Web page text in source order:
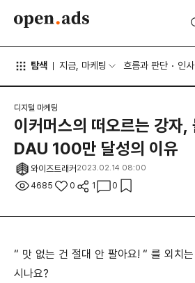
탐색 지금, 마케팅 흐름과 판단 인
디지털 마케팅
이커머스의 떠오르는 강자,
DAU 100만 달성의 이유
와이즈트래커 2023.02.14 08:00
4685 0 1 0
“ 맛 없는 건 절대 안 팔아요! “ 를 외치
시나요?